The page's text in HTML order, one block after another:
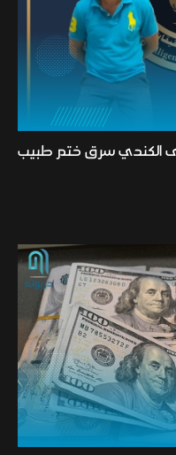
الكندي سرق ختم طبيب